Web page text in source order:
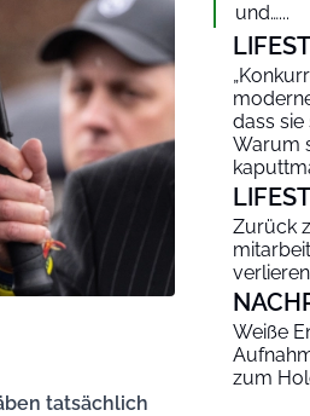
tatsächlich
und…...
dass sie
Warum
Zurück
verlieren
Weiße
zum